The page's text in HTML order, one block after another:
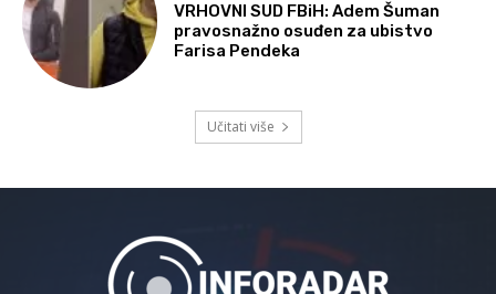
VRHOVNI SUD FBiH: Adem Šuman
pravosnažno osuđen za ubistvo
Farisa Pendeka
Učitati više